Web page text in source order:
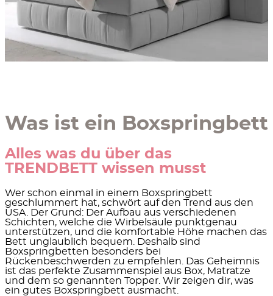
Was ist ein Boxspringbett
Alles was du über das
TRENDBETT wissen musst
Wer schon einmal in einem Boxspringbett
geschlummert hat, schwört auf den Trend aus den
USA. Der Grund: Der Aufbau aus verschiedenen
Schichten, welche die Wirbelsäule punktgenau
unterstützen, und die komfortable Höhe machen das
Bett unglaublich bequem. Deshalb sind
Boxspringbetten besonders bei
Rückenbeschwerden zu empfehlen. Das Geheimnis
ist das perfekte Zusammenspiel aus Box, Matratze
und dem so genannten Topper. Wir zeigen dir, was
ein gutes Boxspringbett ausmacht.